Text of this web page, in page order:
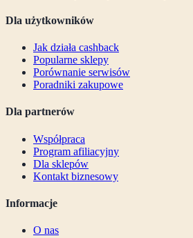
Dla użytkowników
Jak działa cashback
Popularne sklepy
Porównanie serwisów
Poradniki zakupowe
Dla partnerów
Współpraca
Program afiliacyjny
Dla sklepów
Kontakt biznesowy
Informacje
O nas